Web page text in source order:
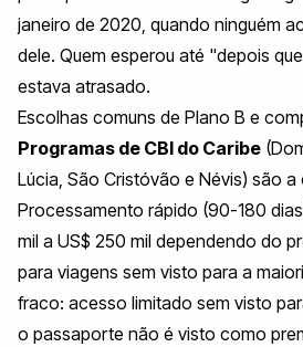
janeiro de 2020, quando ninguém
dele. Quem esperou até "depois
estava atrasado.
Escolhas comuns de Plano B e
Programas de CBI do Caribe
Lúcia, São Cristóvão e Névis) são
Processamento rápido (90-180
mil a US$ 250 mil dependendo do
para viagens sem visto para a
fraco: acesso limitado sem visto
o passaporte não é visto como